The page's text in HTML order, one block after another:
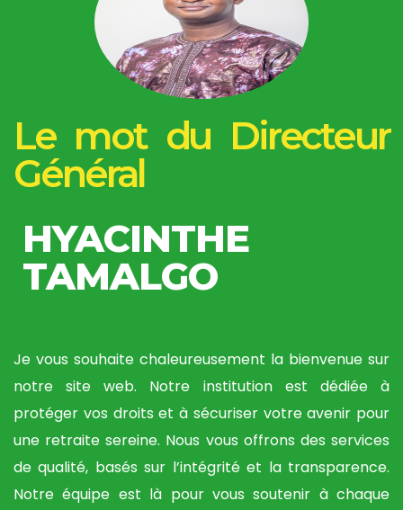
Le mot du Directeur
Général
HYACINTHE
TAMALGO
Je vous souhaite chaleureusement la bienvenue sur
notre site web. Notre institution est dédiée à
protéger vos droits et à sécuriser votre avenir pour
une retraite sereine. Nous vous offrons des services
de qualité, basés sur l’intégrité et la transparence.
Notre équipe est là pour vous soutenir à chaque